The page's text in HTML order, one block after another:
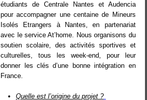
étudiants de Centrale Nantes et Audencia
pour accompagner une centaine de Mineurs
Isolés Etrangers à Nantes, en partenariat
avec le service At’home. Nous organisons du
soutien scolaire, des activités sportives et
culturelles, tous les week-end, pour leur
donner les clés d’une bonne intégration en
France.
Quelle est l’origine du projet ?